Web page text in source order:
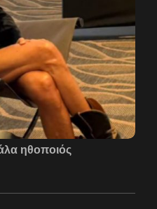
ηθοποιός